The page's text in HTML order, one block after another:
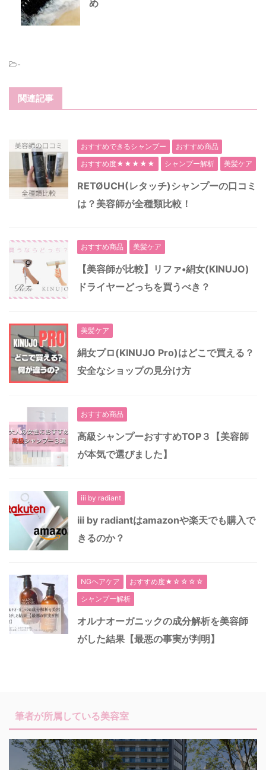
め
-
関連記事
おすすめできるシャンプー
おすすめ商品
おすすめ度★★★★★
シャンプー解析 美髪ケア
RETØUCH(レタッチ)シャンプーの口コミ
は？美容師が全種類比較！
おすすめ商品 美髪ケア
【美容師が比較】リファ•絹女(KINUJO)
ドライヤーどっちを買うべき？
美髪ケア
絹女プロ(KINUJO Pro)はどこで買える？
安全なショップの見分け方
おすすめ商品
高級シャンプーおすすめTOP３【美容師
が本気で選びました】
iii by radiant
iii by radiantはamazonや楽天でも購入で
きるのか？
NGヘアケア
おすすめ度★☆☆☆☆
シャンプー解析
オルナオーガニックの成分解析を美容師
がした結果【最悪の事実が判明】
筆者が所属している美容室